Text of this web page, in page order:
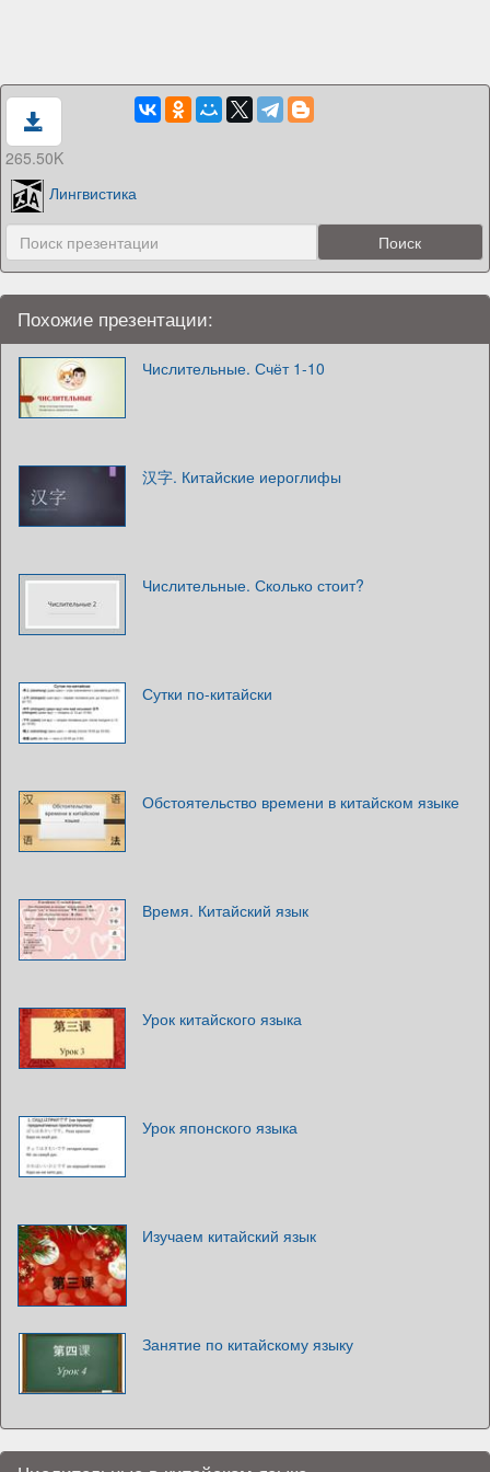
265.50K
Лингвистика
Похожие презентации:
Числительные. Счёт 1-10
汉字. Китайские иероглифы
Числительные. Сколько стоит?
Сутки по-китайски
Обстоятельство времени в китайском языке
Время. Китайский язык
Урок китайского языка
Урок японского языка
Изучаем китайский язык
Занятие по китайскому языку